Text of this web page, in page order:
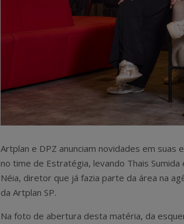
Artplan e DPZ anunciam novidades em suas
no time de Estratégia, levando Thais
Néia, diretor que já fazia parte da área na
da Artplan SP.
Na foto de abertura desta matéria, da